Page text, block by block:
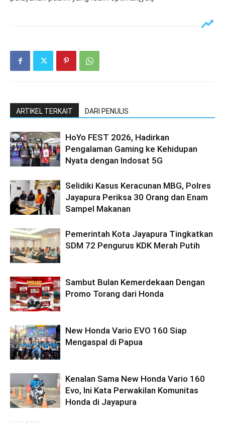
ARTIKEL TERKAIT DARI PENULIS
HoYo FEST 2026, Hadirkan
Pengalaman Gaming ke Kehidupan
Nyata dengan Indosat 5G
Selidiki Kasus Keracunan MBG, Polres
Jayapura Periksa 30 Orang dan Enam
Sampel Makanan
Pemerintah Kota Jayapura Tingkatkan
SDM 72 Pengurus KDK Merah Putih
Sambut Bulan Kemerdekaan Dengan
Promo Torang dari Honda
New Honda Vario EVO 160 Siap
Mengaspal di Papua
Kenalan Sama New Honda Vario 160
Evo, Ini Kata Perwakilan Komunitas
Honda di Jayapura